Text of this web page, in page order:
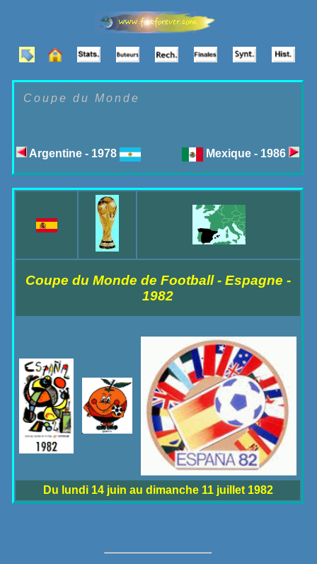
Coupe du Monde
Argentine - 1978 Mexique - 1986
Coupe du Monde de Football - Espagne -
1982
Du lundi 14 juin au dimanche 11 juillet 1982